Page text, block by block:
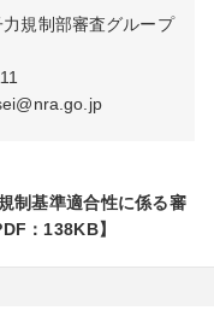
規制部審査グループ
制基準適合性に係る審
：138KB】